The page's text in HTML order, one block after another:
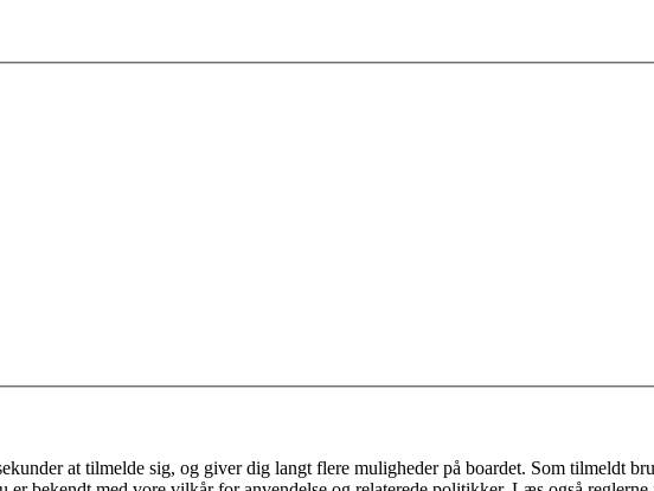
at tilmelde sig, og giver dig langt flere muligheder på boardet. Som tilmeldt